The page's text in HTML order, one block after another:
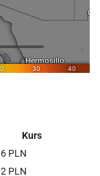
Kurs
PLN
PLN